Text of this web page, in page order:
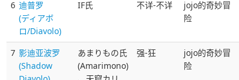
6 迪普罗
(ディアボ
ロ/Diavolo)
IF氏 不详-不详
jojo的奇妙冒
险
7 影迪亚波罗
(Shadow
あまりもの氏
(Amarimono)
强-狂
jojo的奇妙冒
险